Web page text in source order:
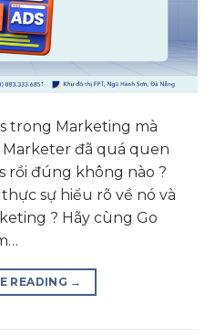
trong Marketing mà
đã quá quen
rồi đúng không nào ?
sự hiểu rõ về nó và
? Hãy cùng Go
READING →